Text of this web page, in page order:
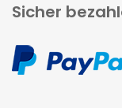
Sicher